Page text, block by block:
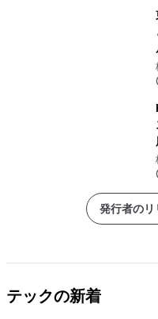
発行者のリ
テックの新着